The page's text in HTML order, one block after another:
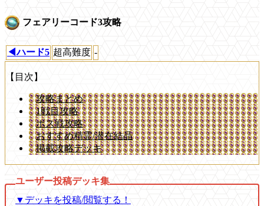
フェアリーコード3攻略
◀ハード5 超高難度 -
【目次】
攻略まとめ
1戦目攻略
ボス戦攻略
おすすめ精霊/潜在結晶
掲載攻略デッキ
▼デッキを投稿/閲覧する！